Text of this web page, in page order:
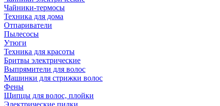
Чайники-термосы
Техника для дома
Отпариватели
Пылесосы
Утюги
Техника для красоты
Бритвы электрические
Выпрямители для волос
Машинки для стрижки волос
Фены
Щипцы для волос, плойки
Электрические пилки